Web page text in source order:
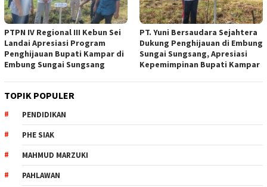
PTPN IV Regional III Kebun Sei
Landai Apresiasi Program
Penghijauan Bupati Kampar di
Embung Sungai Sungsang
PT. Yuni Bersaudara Sejahtera
Dukung Penghijauan di Embung
Sungai Sungsang, Apresiasi
Kepemimpinan Bupati Kampar ‎
TOPIK POPULER
PENDIDIKAN
PHE SIAK
MAHMUD MARZUKI
PAHLAWAN